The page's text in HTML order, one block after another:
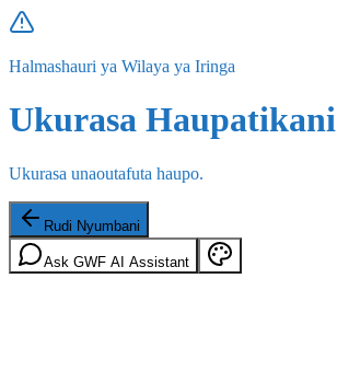
Halmashauri ya Wilaya ya Iringa
Ukurasa Haupatikani
Ukurasa unaoutafuta haupo.
Rudi Nyumbani
Ask GWF AI Assistant